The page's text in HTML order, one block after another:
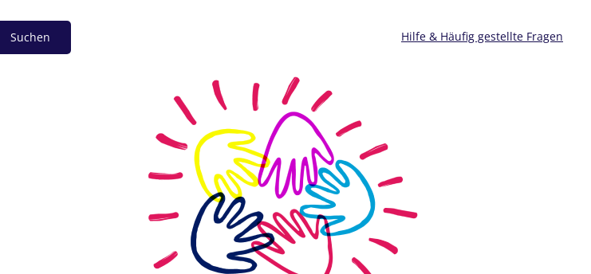
Suchen Hilfe & Häufig gestellte Fragen